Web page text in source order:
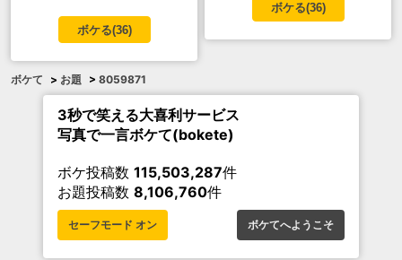
ボケる(36)
ボケる(36)
ボケて > お題 > 8059871
3秒で笑える大喜利サービス
写真で一言ボケて(bokete)
ボケ投稿数 115,503,287件
お題投稿数 8,106,760件
セーフモード オン ボケてへようこそ